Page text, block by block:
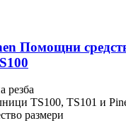
Помощни
резба
TS100, TS101 и
размери